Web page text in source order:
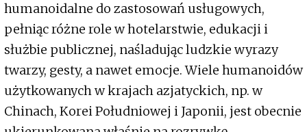
humanoidalne do zastosowań usługowych,
pełniąc różne role w hotelarstwie, edukacji i
służbie publicznej, naśladując ludzkie wyrazy
twarzy, gesty, a nawet emocje. Wiele humanoidów
użytkowanych w krajach azjatyckich, np. w
Chinach, Korei Południowej i Japonii, jest obecnie